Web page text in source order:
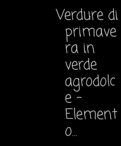
Verdure di
primave
ra in
verde
agrodolc
e -
Element
o...